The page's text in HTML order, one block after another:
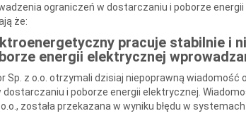
ograniczeń w dostarczaniu i poborze
że:
pracuje stabilnie i
energii elektrycznej
Sp. z o.o. otrzymali dzisiaj niepoprawną wiadomość
i poborze energii elektrycznej.
została przekazana w wyniku błędu w